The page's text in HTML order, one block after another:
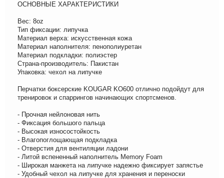
ОСНОВНЫЕ ХАРАКТЕРИСТИКИ
Вес: 8oz
Тип фиксации: липучка
Материал верха: искусственная кожа
Материал наполнителя: пенополиуретан
Материал подкладки: полиэстер
Страна-производитель: Пакистан
Упаковка: чехол на липучке
Перчатки боксерские KOUGAR KO600 отлично подойдут для
тренировок и спаррингов начинающих спортсменов.
- Прочная нейлоновая нить
- Фиксация большого пальца
- Высокая износостойкость
- Влагопоглощающая подкладка
- Отверстия для вентиляции ладони
- Литой вспененный наполнитель Memory Foam
- Широкая манжета на липучке надежно фиксирует запястье
- Удобный чехол на липучке для хранения и переноски